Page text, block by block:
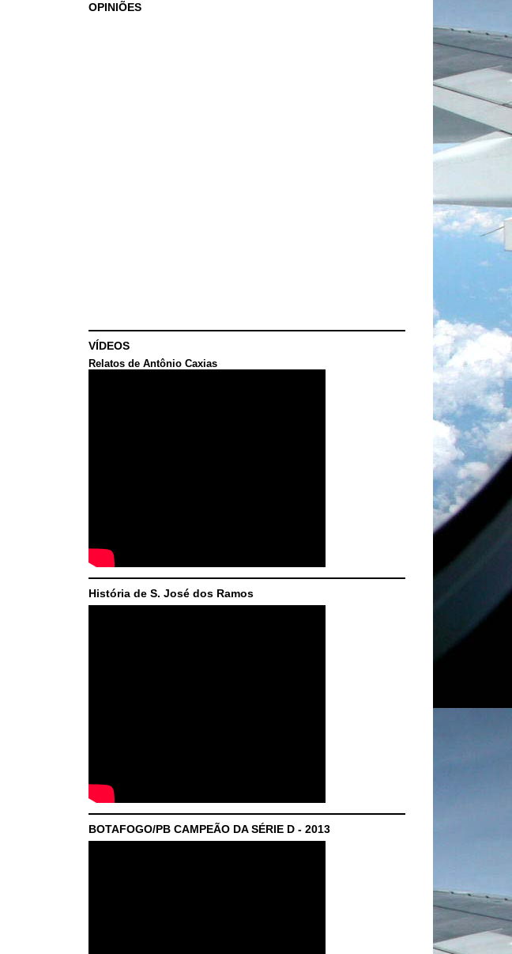
OPINIÕES
VÍDEOS
Relatos de Antônio Caxias
História de S. José dos Ramos
BOTAFOGO/PB CAMPEÃO DA SÉRIE D - 2013